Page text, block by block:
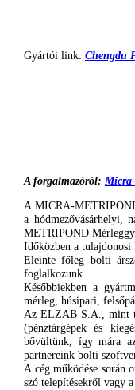
Gyártói link: Chengdu
A forgalmazóról:
A MICRA-
a hódmezővásárhelyi ,
METRIPOND
Időközben a tulajdonosi
Eleinte főleg bolti
foglalkozunk
Későbbiekben a
mérleg húsipari
AzELZAB S.A., mint
(pénztárgépekés
bővültünk, így mára
partnereink bolti
A cég működése során
szó telepítésekről vagy